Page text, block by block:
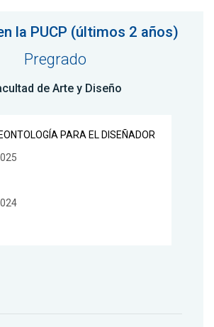
la PUCP (últimos 2 años)
Pregrado
de Arte y Diseño
PARA EL DISEÑADOR